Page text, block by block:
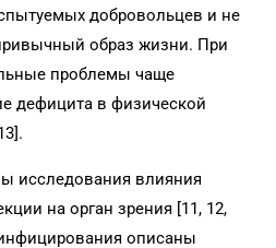
добровольцев и не
образ жизни. При
проблемы чаще
дефицита в физической
исследования влияния
на орган зрения [11, 12,
описаны